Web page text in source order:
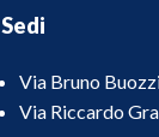
Sedi
Via Bruno
Via Riccardo